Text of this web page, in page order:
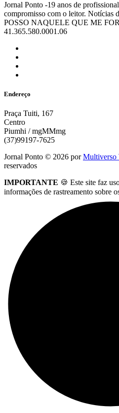
Jornal Ponto -19 anos de
compromisso com o leitor. Notícias
POSSO NAQUELE QUE ME
41.365.580.0001.06
Endereço
Praça Tuiti, 167
Centro
Piumhi / mgMMmg
(37)99197-7625
Jornal Ponto © 2026 porMultiverso
reservados
IMPORTANTE 🍪 Este site faz
informações de rastreamento sobre